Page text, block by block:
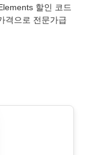
할인 코드
격으로 전문가급